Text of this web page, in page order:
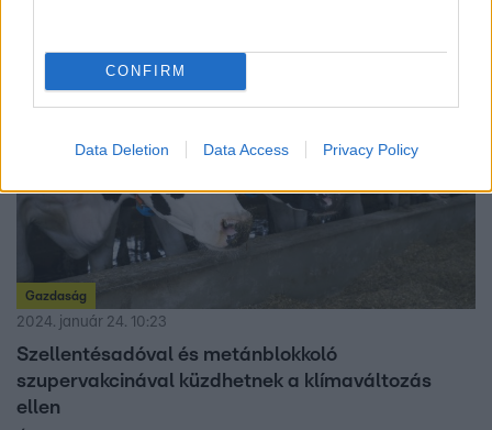
CONFIRM
Data Deletion Data Access Privacy Policy
Gazdaság
2024. január 24. 10:23
Szellentésadóval és metánblokkoló
szupervakcinával küzdhetnek a klímaváltozás
ellen